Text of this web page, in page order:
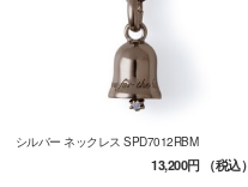
シルバー ネックレス SPD7012RBM
13,200円（税込）